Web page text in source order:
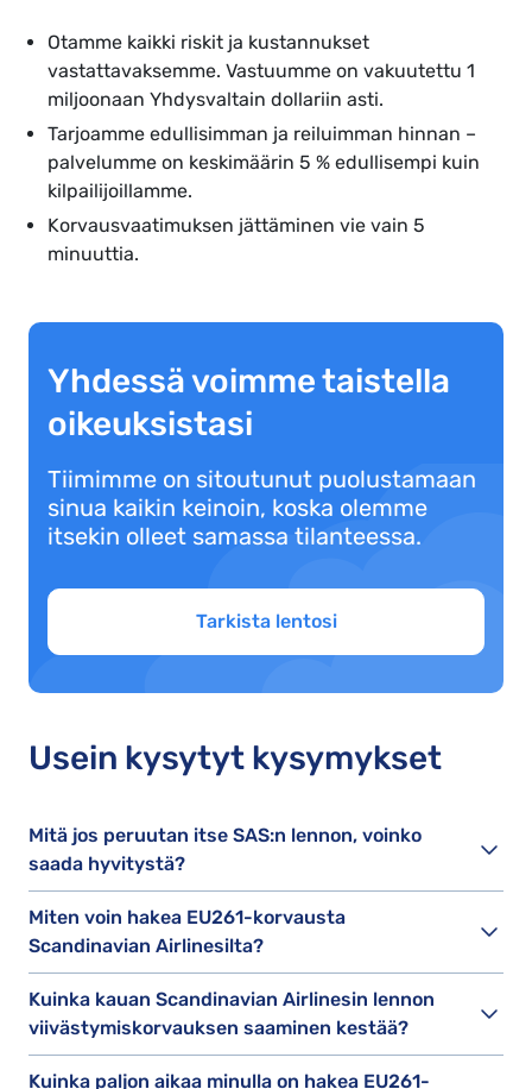
Otamme kaikki riskit ja kustannukset
vastattavaksemme. Vastuumme on vakuutettu 1
miljoonaan Yhdysvaltain dollariin asti.
Tarjoamme edullisimman ja reiluimman hinnan –
palvelumme on keskimäärin 5 % edullisempi kuin
kilpailijoillamme.
Korvausvaatimuksen jättäminen vie vain 5
minuuttia.
Yhdessä voimme taistella
oikeuksistasi
Tiimimme on sitoutunut puolustamaan
sinua kaikin keinoin, koska olemme
itsekin olleet samassa tilanteessa.
Tarkista lentosi
Usein kysytyt kysymykset
Mitä jos peruutan itse SAS:n lennon, voinko
saada hyvitystä?
Miten voin hakea EU261-korvausta
Scandinavian Airlinesilta?
Kuinka kauan Scandinavian Airlinesin lennon
viivästymiskorvauksen saaminen kestää?
Kuinka paljon aikaa minulla on hakea EU261-